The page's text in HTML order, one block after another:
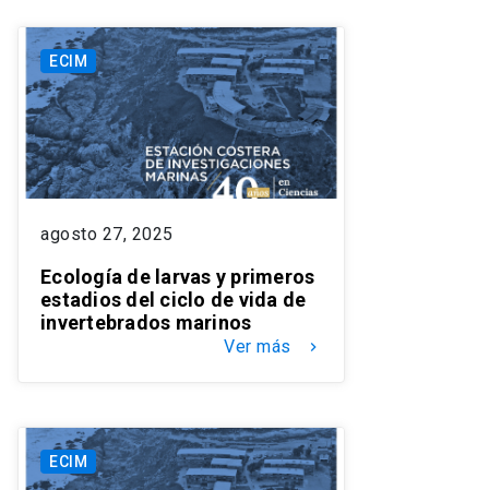
ECIM
agosto 27, 2025
Ecología de larvas y primeros
estadios del ciclo de vida de
invertebrados marinos
Ver más keyboard_arrow_right
ECIM